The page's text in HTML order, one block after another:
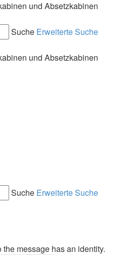
und Absetzkabinen
Suche Erweiterte Suche
und Absetzkabinen
Suche Erweiterte Suche
message has an identity.